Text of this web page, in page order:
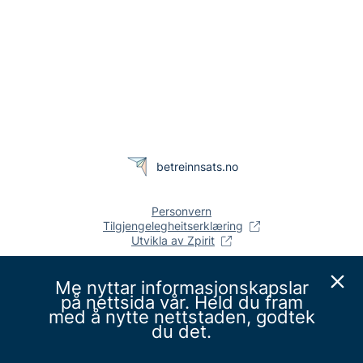
betreinnsats.no
Personvern
Tilgjengelegheitserklæring
Utvikla av Zpirit
Me nyttar informasjonskapslar
på nettsida vår. Held du fram
med å nytte nettstaden, godtek
du det.